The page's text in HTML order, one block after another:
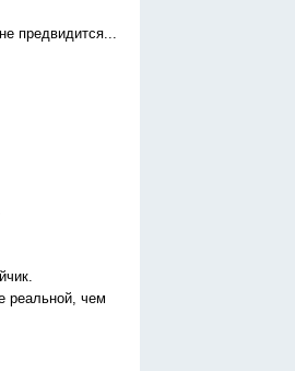
предвидится...
реальной, чем